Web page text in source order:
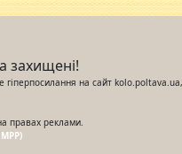
захищені!
гіперпосилання на сайт kolo.poltava.ua,
правах реклами.